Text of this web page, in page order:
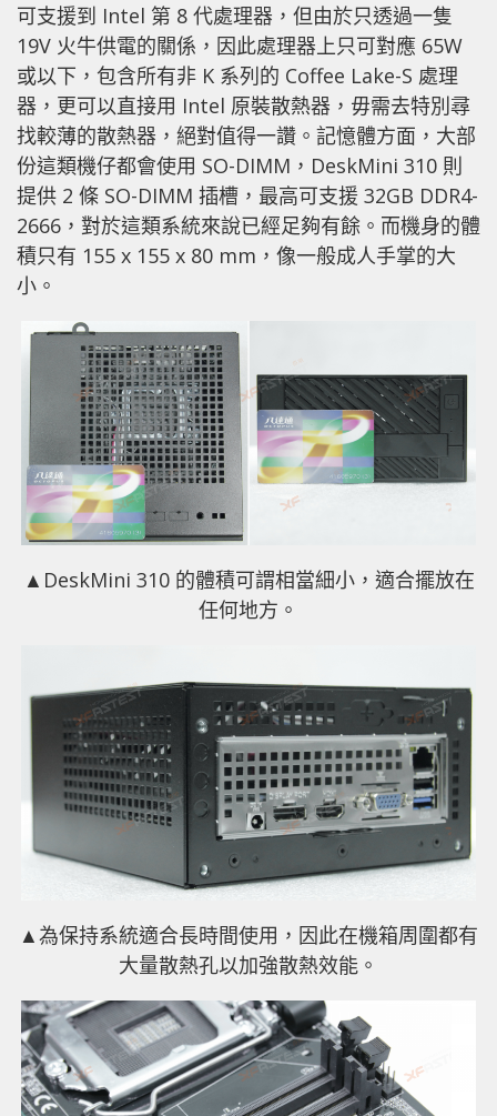
可支援到 Intel 第 8 代處理器，但由於只透過一隻
19V 火牛供電的關係，因此處理器上只可對應 65W
或以下，包含所有非 K 系列的 Coffee Lake-S 處理
器，更可以直接用 Intel 原裝散熱器，毋需去特別尋
找較薄的散熱器，絕對值得一讚。記憶體方面，大部
份這類機仔都會使用 SO-DIMM，DeskMini 310 則
提供 2 條 SO-DIMM 插槽，最高可支援 32GB DDR4-
2666，對於這類系統來說已經足夠有餘。而機身的體
積只有 155 x 155 x 80 mm，像一般成人手掌的大
小。
▲DeskMini 310 的體積可謂相當細小，適合擺放在
任何地方。
▲為保持系統適合長時間使用，因此在機箱周圍都有
大量散熱孔以加強散熱效能。